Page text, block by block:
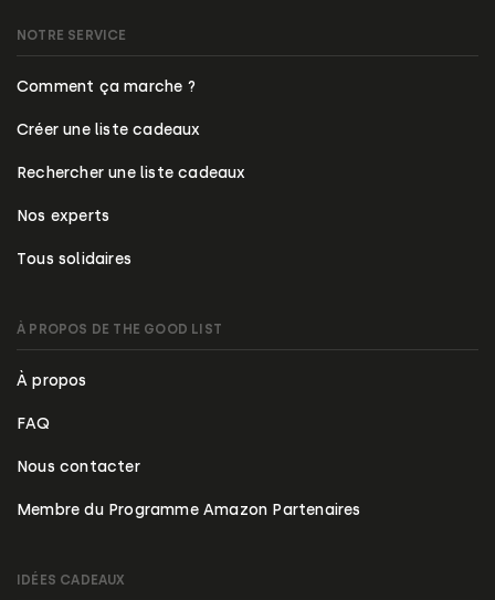
NOTRE SERVICE
Comment ça marche ?
Créer une liste cadeaux
Rechercher une liste cadeaux
Nos experts
Tous solidaires
À PROPOS DE THE GOOD LIST
À propos
FAQ
Nous contacter
Membre du Programme Amazon Partenaires
IDÉES CADEAUX